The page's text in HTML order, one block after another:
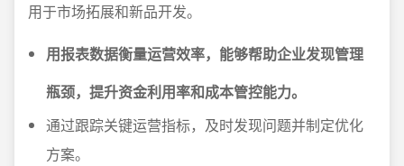
用于市场拓展和新品开发。
用报表数据衡量运营效率，能够帮助企业发现管理
瓶颈，提升资金利用率和成本管控能力。
通过跟踪关键运营指标，及时发现问题并制定优化
方案。